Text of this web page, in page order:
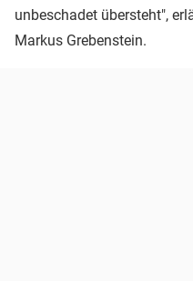
unbeschadet übersteht",
Markus Grebenstein.